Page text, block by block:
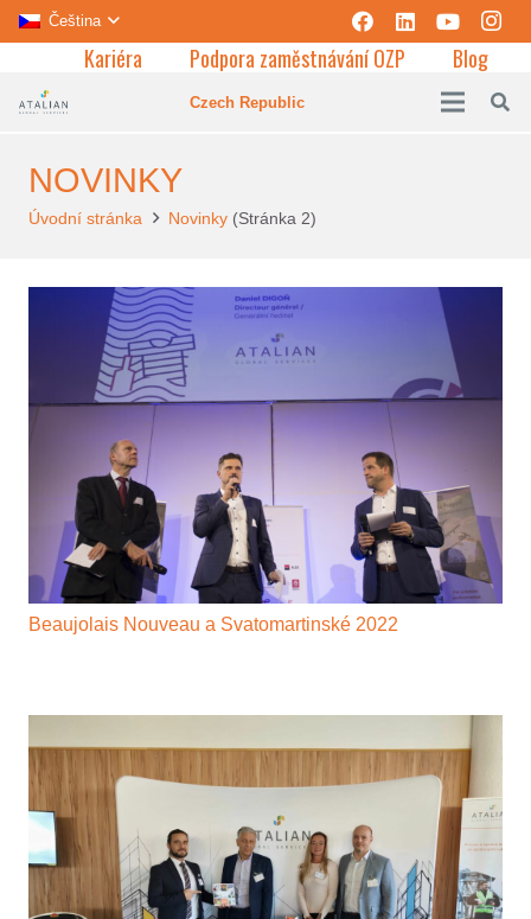
Čeština
Kariéra Podpora zaměstnávání OZP Blog
Czech Republic
NOVINKY
Úvodní stránka Novinky (Stránka 2)
Beaujolais Nouveau a Svatomartinské 2022